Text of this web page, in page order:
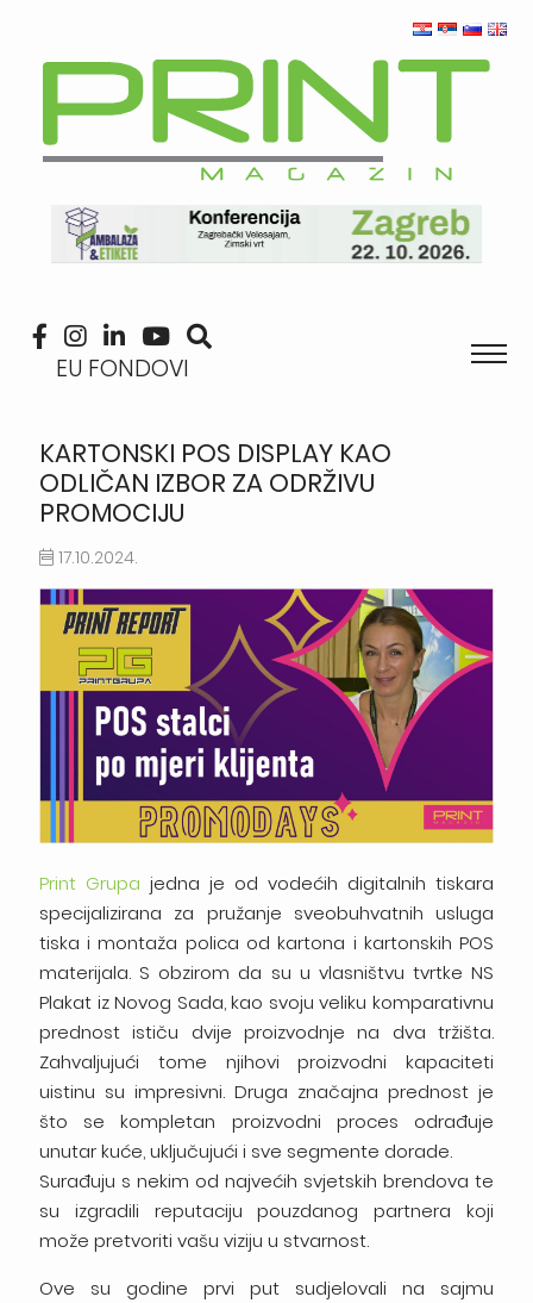
EU FONDOVI
KARTONSKI POS DISPLAY KAO
ODLIČAN IZBOR ZA ODRŽIVU
PROMOCIJU
17.10.2024.
Print Grupa jedna je od vodećih digitalnih tiskara
specijalizirana za pružanje sveobuhvatnih usluga
tiska i montaža polica od kartona i kartonskih POS
materijala. S obzirom da su u vlasništvu tvrtke NS
Plakat iz Novog Sada, kao svoju veliku komparativnu
prednost ističu dvije proizvodnje na dva tržišta.
Zahvaljujući tome njihovi proizvodni kapaciteti
uistinu su impresivni. Druga značajna prednost je
što se kompletan proizvodni proces odrađuje
unutar kuće, uključujući i sve segmente dorade.
Surađuju s nekim od najvećih svjetskih brendova te
su izgradili reputaciju pouzdanog partnera koji
može pretvoriti vašu viziju u stvarnost.
Ove su godine prvi put sudjelovali na sajmu